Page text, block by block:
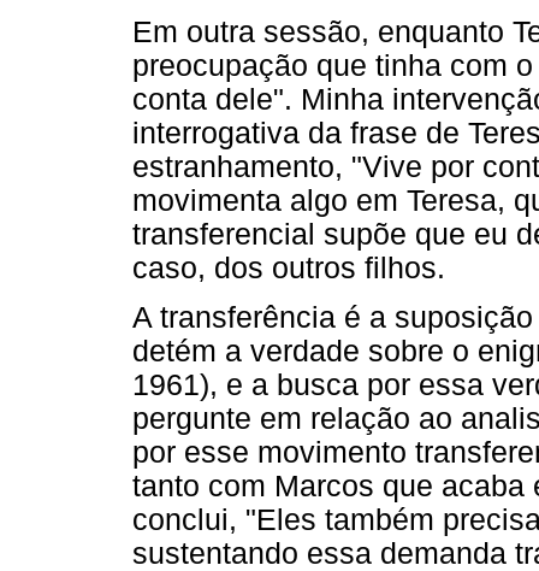
Em outra sessão, enquanto
preocupação que tinha com
conta dele". Minha
interrogativa da frase de
estranhamento, "Vive por
movimenta algo em Teresa,
transferencial supõe que eu
caso, dos outros filhos.
A transferência é a
detém a verdade sobre o
1961), e a busca por essa
pergunte em relação ao
por esse movimento
tanto com Marcos que
conclui, "Eles também
sustentando essa demanda